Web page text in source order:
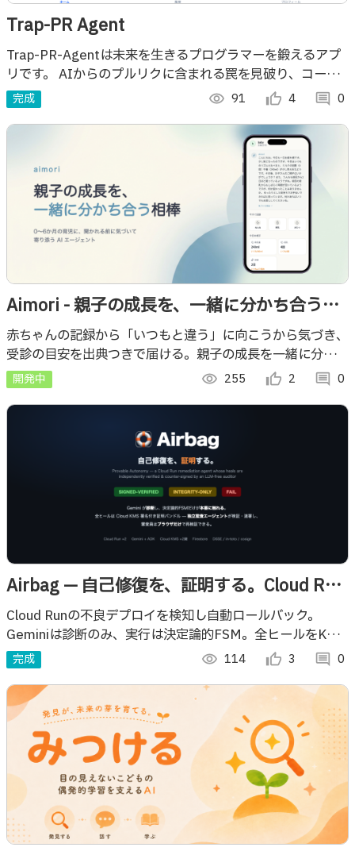
Trap-PR Agent
Trap-PR-Agentは未来を生きるプログラマーを鍛えるアプ
リです。 AIからのプルリクに含まれる罠を見破り、コード
を見る目を磨きましょう！
完成 visibility 91 thumb_up_alt 4 comment 0
Aimori - 親子の成長を、一緒に分かち合う相
棒
赤ちゃんの記録から「いつもと違う」に向こうから気づき、
受診の目安を出典つきで届ける。親子の成長を一緒に分かち
合う育児 AI エージェント。
開発中 visibility 255 thumb_up_alt 2 comment 0
Airbag — 自己修復を、証明する。Cloud Run
自律リリース・セーフティネット
Cloud Runの不良デプロイを検知し自動ロールバック。
Geminiは診断のみ、実行は決定論的FSM。全ヒールをKMS
署名で証明し、独立監査エージェントが検証・連署。ブラウ
ザで誰でも再検証できます。
完成 visibility 114 thumb_up_alt 3 comment 0